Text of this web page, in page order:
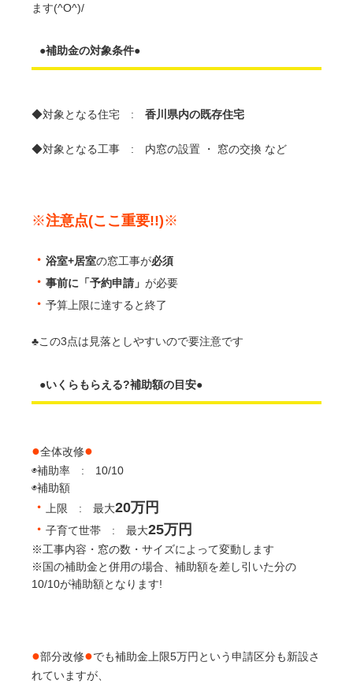
ます(^O^)/
●補助金の対象条件●
◆対象となる住宅 : 香川県内の既存住宅
◆対象となる工事 : 内窓の設置 ・ 窓の交換 など
※注意点(ここ重要!!)※
・ 浴室+居室の窓工事が必須
・ 事前に「予約申請」 が必要
・ 予算上限に達すると終了
♣️この3点は見落としやすいので要注意です
●いくらもらえる?補助額の目安●
●全体改修●
◉補助率 : 10/10
◉補助額
・ 上限 : 最大20万円
・ 子育て世帯 : 最大25万円
※工事内容・窓の数・サイズによって変動します
※国の補助金と併用の場合、補助額を差し引いた分の
10/10が補助額となります!
●部分改修●でも補助金上限5万円という申請区分も新設さ
れていますが、